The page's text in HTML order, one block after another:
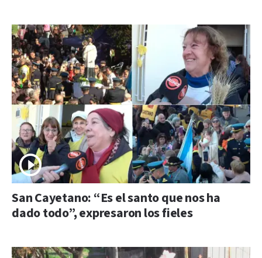
San Cayetano: “Es el santo que nos ha
dado todo”, expresaron los fieles